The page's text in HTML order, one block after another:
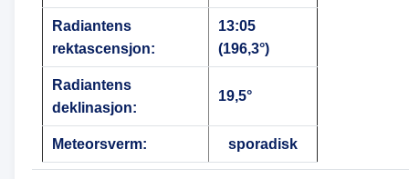
Radiantens
rektascensjon:
13:05
(196,3°)
Radiantens
deklinasjon:
19,5°
Meteorsverm: sporadisk